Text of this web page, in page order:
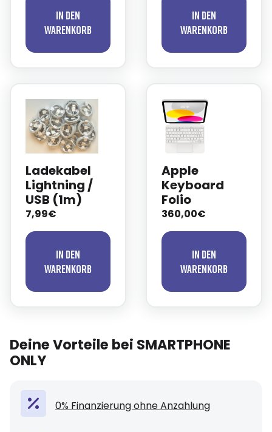
In den
Warenkorb
In den
Warenkorb
Ladekabel
Lightning /
USB (1m)
7,99€
In den
Warenkorb
Apple
Keyboard
Folio
360,00€
In den
Warenkorb
Deine Vorteile bei SMARTPHONE
ONLY
0% Finanzierung ohne Anzahlung